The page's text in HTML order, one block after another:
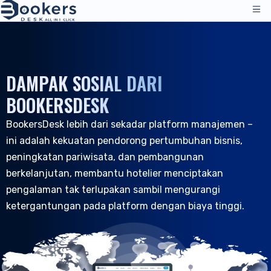
Operasi Manajemen
Manajer Saluran
Saluran Distribusi
Harga
Dukungan Teknis
Manajemen Pemesanan
Program PMS - Hotel
Mesin Pemesanan
Solusi
Akomodasi
Hotel
Hostel
Perhotelan
B&B dan Inns
Ulasan
Sumber Daya
Sumber Daya & Alat
Semua Sumber Daya
Alat & Panduan
Dukungan Pelanggan
Perusahaan
Tentang Kami
Tentang Kami
ID
Permintaan Demo
DAMPAK SOSIAL DARI
BOOKERSDESK
BookersDesk lebih dari sekadar platform manajemen –
ini adalah kekuatan pendorong pertumbuhan bisnis,
peningkatan pariwisata, dan pembangunan
berkelanjutan, membantu hotelier menciptakan
pengalaman tak terlupakan sambil mengurangi
ketergantungan pada platform dengan biaya tinggi.